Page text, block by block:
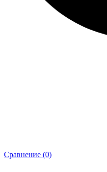
Сравнение (0)